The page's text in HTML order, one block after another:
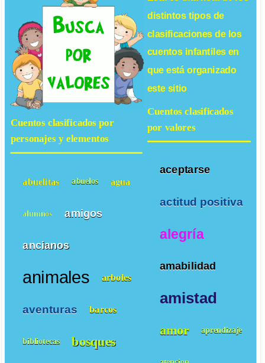
distintos tipos de
clasificaciones de los
cuentos infantilesen
que está organizado
este sitio
Cuentos clasificados
por valores
aceptarse
actitud positiva
alegría
amabilidad
amistad
amor aprendizaje
Cuentos clasificados por
personajes y elementos
abuelitas abuelos agua
alumnos amigos
ancianos
animales arboles
aventuras barcos
bibliotecas bosques